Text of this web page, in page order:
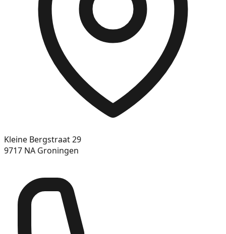
Kleine Bergstraat 29
9717 NA Groningen